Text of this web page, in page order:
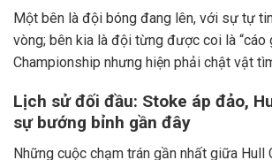
Một bên là đội bóng đang lên, với sự tự
vòng; bên kia là đội từng được coi là “cáo
Championship nhưng hiện phải chật vật
Lịch sử đối đầu: Stoke áp đảo,
sự bướng bỉnh gần đây
Những cuộc chạm trán gần nhất giữa Hull